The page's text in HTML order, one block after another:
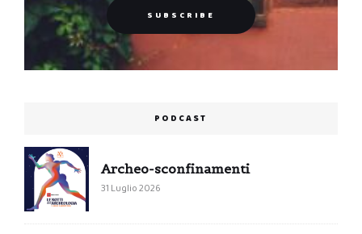
PODCAST
Archeo-sconfinamenti
31 Luglio 2026